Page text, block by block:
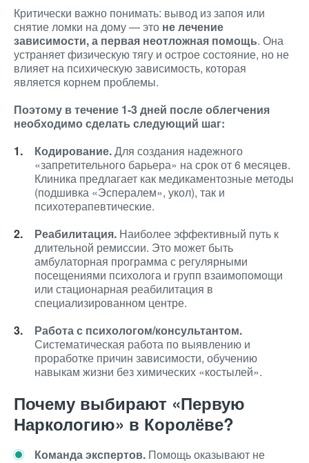
Критически важно понимать: вывод из запоя или
снятие ломки на дому — это не лечение
зависимости, а первая неотложная помощь. Она
устраняет физическую тягу и острое состояние, но не
влияет на психическую зависимость, которая
является корнем проблемы.
Поэтому в течение 1-3 дней после облегчения
необходимо сделать следующий шаг:
Кодирование.Для создания надежного
«запретительного барьера» на срок от 6 месяцев.
Клиника предлагает как медикаментозные методы
(подшивка «Эспералем», укол), так и
психотерапевтические.
Реабилитация. Наиболее эффективный путь к
длительной ремиссии. Это может быть
амбулаторная программа с регулярными
посещениями психолога и групп взаимопомощи
или стационарная реабилитация в
специализированном центре.
Работа с психологом/консультантом.
Систематическая работа по выявлению и
проработке причин зависимости, обучению
навыкам жизни без химических «костылей».
Почему выбирают «Первую
Наркологию» в Королёве?
Команда экспертов. Помощь оказывают не